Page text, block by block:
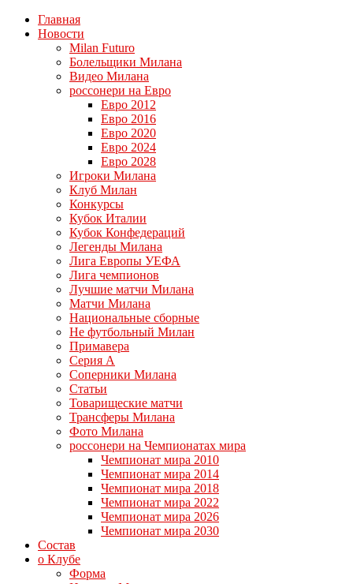
Главная
Новости
Milan Futuro
Болельщики Милана
Видео Милана
россонери на Евро
Евро 2012
Евро 2016
Евро 2020
Евро 2024
Евро 2028
Игроки Милана
Клуб Милан
Конкурсы
Кубок Италии
Кубок Конфедераций
Легенды Милана
Лига Европы УЕФА
Лига чемпионов
Лучшие матчи Милана
Матчи Милана
Национальные сборные
Не футбольный Милан
Примавера
Серия А
Соперники Милана
Статьи
Товарищеские матчи
Трансферы Милана
Фото Милана
россонери на Чемпионатах мира
Чемпионат мира 2010
Чемпионат мира 2014
Чемпионат мира 2018
Чемпионат мира 2022
Чемпионат мира 2026
Чемпионат мира 2030
Состав
о Клубе
Форма